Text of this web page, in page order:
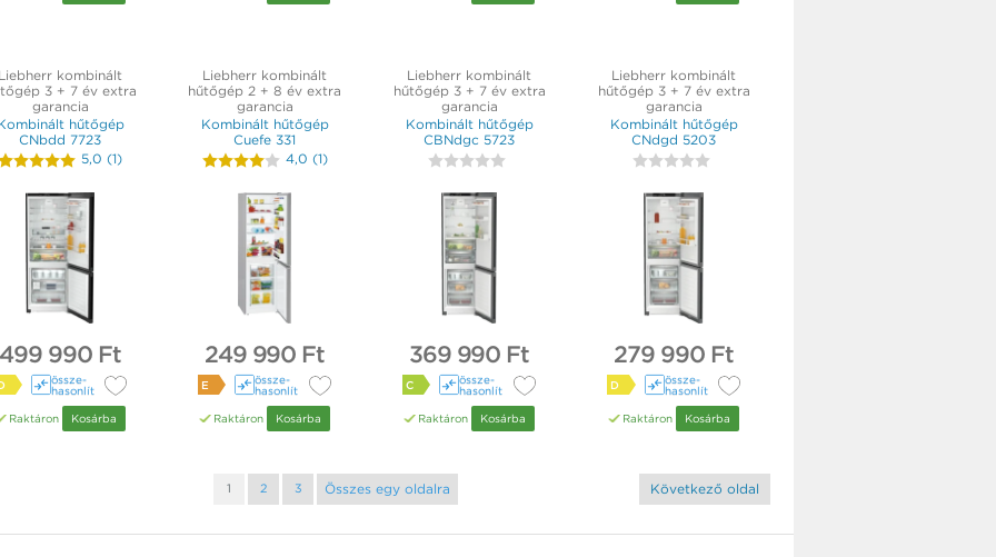
kombinált
3 + 7 év extra
garancia
hűtőgép
CNbdd 7723
5,0 (1)
499 990 Ft
össze­
hasonlít
Raktáron Kosárba
Liebherr kombinált
hűtőgép 2 + 8 év extra
garancia
Kombinált hűtőgép
Cuefe 331
4,0 (1)
249 990 Ft
E
össze­
hasonlít
Raktáron Kosárba
Liebherr kombinált
hűtőgép 3 + 7 év extra
garancia
Kombinált hűtőgép
CBNdgc 5723
369 990 Ft
C
össze­
hasonlít
Raktáron Kosárba
Liebherr kombinált
hűtőgép 3 + 7 év extra
garancia
Kombinált hűtőgép
CNdgd 5203
279 990 Ft
D
össze­
hasonlít
Raktáron Kosárba
1 2 3 Összes egy oldalra Következő oldal